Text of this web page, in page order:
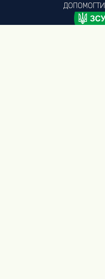
ДОПОМОГТИ